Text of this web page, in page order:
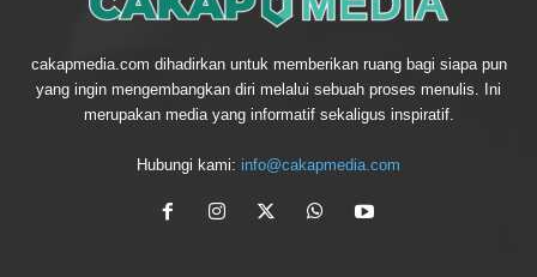
cakapmedia.com dihadirkan untuk memberikan ruang bagi siapa pun
yang ingin mengembangkan diri melalui sebuah proses menulis. Ini
merupakan media yang informatif sekaligus inspiratif.
Hubungi kami: info@cakapmedia.com